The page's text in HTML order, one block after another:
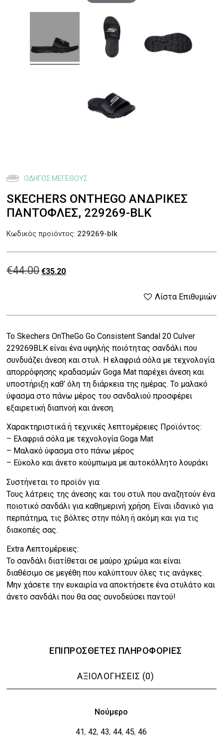
SKECHERS ONTHEGO ΑΝΔΡΙΚΕΣ
ΠΑΝΤΟΦΛΕΣ, 229269-BLK
€44.00Original
was:
€44.00.
€35.20Η
τιμή
είναι:
€35.20.
ΟΔΗΓΌΣ ΜΕΓΈΘΟΥΣ
Το Skechers OnTheGo Go Consistent Sandal 20 Culver
229269BLK είναι ένα υψηλής ποιότητας σανδάλι που
συνδυάζει άνεση και στυλ. Η ελαφριά σόλα με τεχνολογία
απορρόφησης κραδασμών Goga Mat παρέχει άνεση και
υποστήριξη καθ’ όλη τη διάρκεια της ημέρας. Το μαλακό
ύφασμα στο πάνω μέρος του σανδαλιού προσφέρει
εξαιρετική διαπνοή και άνεση.
Χαρακτηριστικά ή τεχνικές λεπτομέρειες Προϊόντος:
– Ελαφριά σόλα με τεχνολογία Goga Mat
– Μαλακό ύφασμα στο πάνω μέρος
– Εύκολο και άνετο κούμπωμα με αυτοκόλλητο λουράκι
Συστήνεται το προϊόν για:
Τους λάτρεις της άνεσης και του στυλ που αναζητούν ένα
ποιοτικό σανδάλι για καθημερινή χρήση. Είναι ιδανικό για
περπάτημα, τις βόλτες στην πόλη ή ακόμη και για τις
διακοπές σας.
Extra Λεπτομέρειες:
Το σανδάλι διατίθεται σε μαύρο χρώμα και είναι
διαθέσιμο σε μεγέθη που καλύπτουν όλες τις ανάγκες.
Μην χάσετε την ευκαιρία να αποκτήσετε ένα στυλάτο και
άνετο σανδάλι που θα σας συνοδεύσει παντού!
Λίστα Επιθυμιών
Κωδικός προϊόντος: 229269-blk
ΕΠΙΠΡΌΣΘΕΤΕΣ ΠΛΗΡΟΦΟΡΊΕΣ
ΑΞΙΟΛΟΓΉΣΕΙΣ (0)
Νούμερο
41,42,43,44,45,46